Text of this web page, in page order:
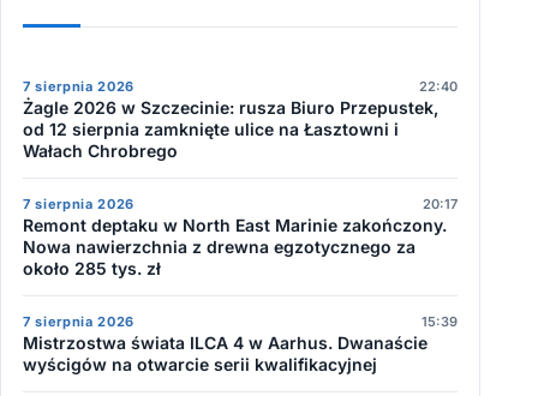
7 sierpnia 2026 22:40
Żagle 2026 w Szczecinie: rusza Biuro Przepustek,
od 12 sierpnia zamknięte ulice na Łasztowni i
Wałach Chrobrego
7 sierpnia 2026 20:17
Remont deptaku w North East Marinie zakończony.
Nowa nawierzchnia z drewna egzotycznego za
około 285 tys. zł
7 sierpnia 2026 15:39
Mistrzostwa świata ILCA 4 w Aarhus. Dwanaście
wyścigów na otwarcie serii kwalifikacyjnej